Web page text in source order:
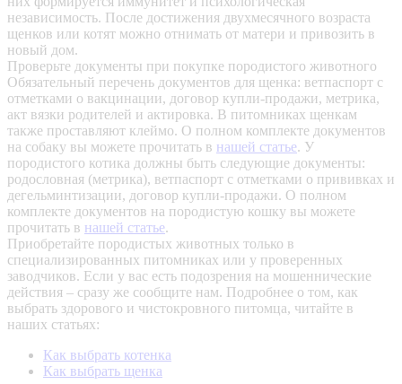
независимость. После достижения двухмесячного возраста
щенков или котят можно отнимать от матери и привозить в
новый дом.
Проверьте документы при покупке породистого животного
Обязательный перечень документов для щенка: ветпаспорт с
отметками о вакцинации, договор купли-продажи, метрика,
акт вязки родителей и актировка. В питомниках щенкам
также проставляют клеймо. О полном комплекте документов
на собаку вы можете прочитать в нашей статье. У
породистого котика должны быть следующие документы:
родословная (метрика), ветпаспорт с отметками о прививках и
дегельминтизации, договор купли-продажи. О полном
комплекте документов на породистую кошку вы можете
прочитать в нашей статье.
Приобретайте породистых животных только в
специализированных питомниках или у проверенных
заводчиков. Если у вас есть подозрения на мошеннические
действия – сразу же сообщите нам. Подробнее о том, как
выбрать здорового и чистокровного питомца, читайте в
наших статьях:
Как выбрать котенка
Как выбрать щенка